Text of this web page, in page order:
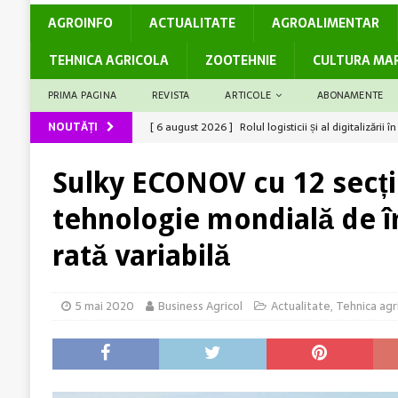
AGROINFO ACTUALITATE AGROALIMENTAR
TEHNICA AGRICOLA
ZOOTEHNIE CULTURA
PRIMA PAGINA REVISTA ARTICOLE ABONAMENTE
NOUTĂȚI [ 6 august 2026 ] Rolul logisticii și al digitalizării
[ 5 august 2026 ] Barierele administrative care
[ 6 august 2026 ] Producții mari la grâu? Ai
Sulky ECONOV cu 12
tehnologie mondială de
rată variabilă
5 mai 2020 Business Agricol Actualitate, Tehnica